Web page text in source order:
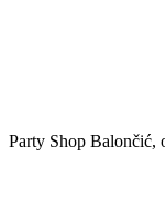
Party Shop Balončić,